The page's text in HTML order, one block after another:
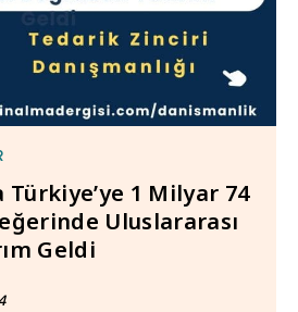
Türkiye’ye 1 Milyar 74
Uluslararası
Geldi